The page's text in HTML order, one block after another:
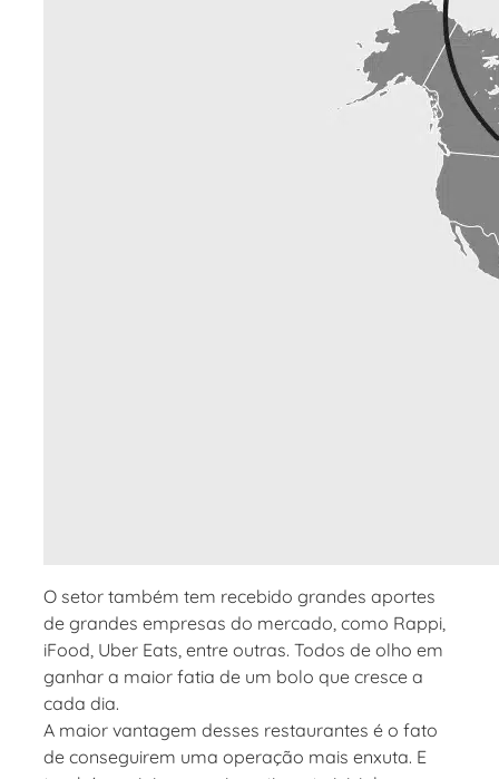
O setor também tem recebido grandes aportes
de grandes empresas do mercado, como Rappi,
iFood, Uber Eats, entre outras. Todos de olho em
ganhar a maior fatia de um bolo que cresce a
cada dia.
A maior vantagem desses restaurantes é o fato
de conseguirem uma operação mais enxuta. E